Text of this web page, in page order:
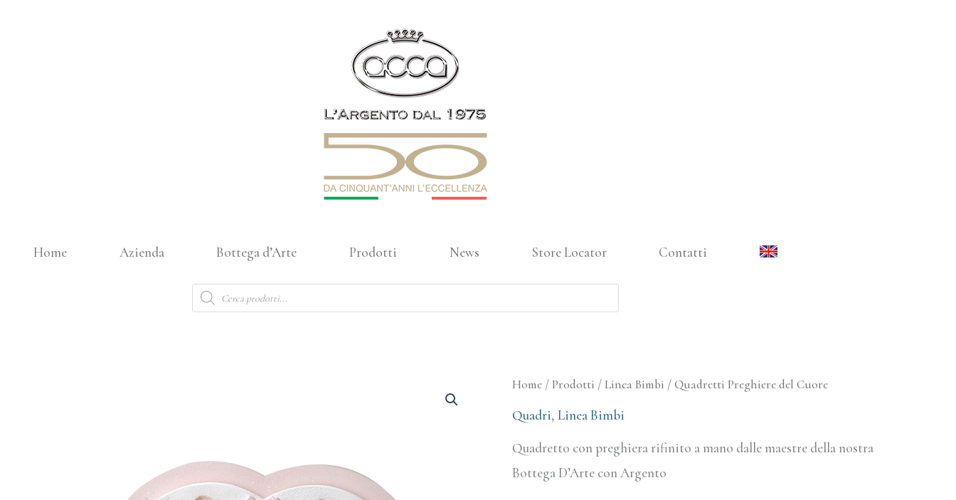
Home Azienda Bottega d’Arte Prodotti News Store Locator Contatti
Products
search
Home /Prodotti /Linea Bimbi / Quadretti Preghiere del Cuore
Quadri, Linea Bimbi
Quadretto con preghiera rifinito a mano dalle maestre della nostra
Bottega D’Arte con Argento
Quadretti
Preghiere
Cuore
quantità